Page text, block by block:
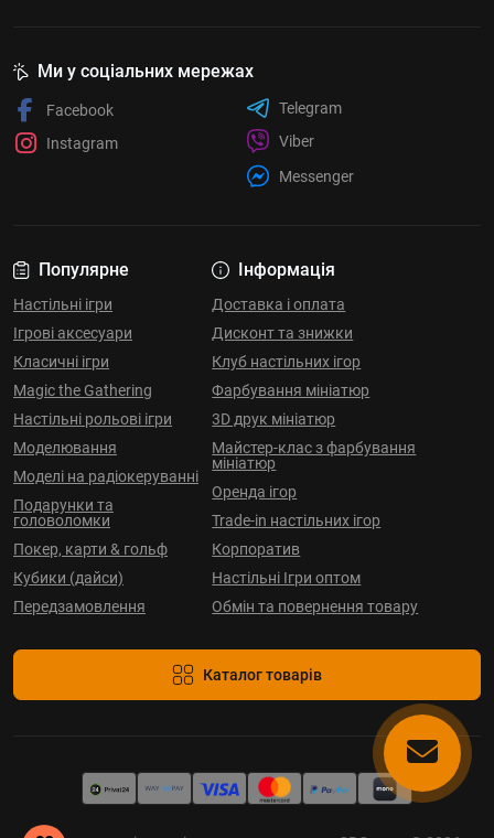
Популярне
Настільні ігри
Ігрові аксесуари
Класичні ігри
Magic the Gathering
Настільні рольові ігри
Моделювання
Моделі на радіокеруванні
Подарунки та
головоломки
Покер, карти & гольф
Кубики (дайси)
Передзамовлення
Інформація
Доставка і оплата
Дисконт та знижки
Клуб настільних ігор
Фарбування мініатюр
3D друк мініатюр
Майстер-клас з фарбування
мініатюр
Оренда ігор
Trade-in настільних ігор
Корпоратив
Настільні Ігри оптом
Обмін та повернення товару
Каталог товарів
Ми у соціальних мережах
Facebook
Instagram
Telegram
Viber
Messenger